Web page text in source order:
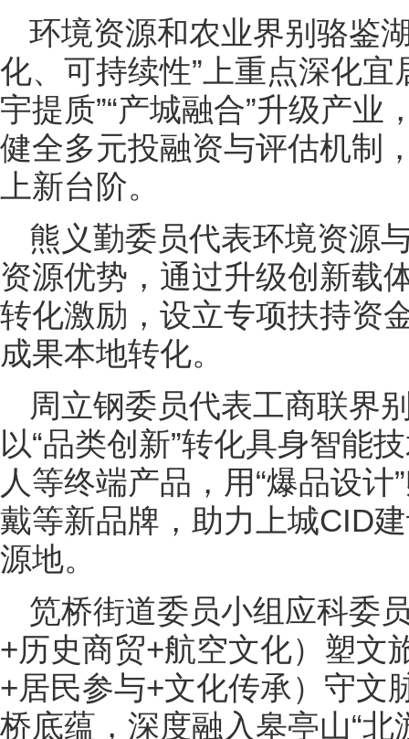
环境资源和农业界别骆鉴
化、可持续性”上重点深化宜
宇提质”“产城融合”升级产
健全多元投融资与评估机制
上新台阶。
熊义勤委员代表环境资源
资源优势，通过升级创新载
转化激励，设立专项扶持资
成果本地转化。
周立钢委员代表工商联界
以“品类创新”转化具身智能
人等终端产品，用“爆品设
戴等新品牌，助力上城CID
源地。
笕桥街道委员小组应科委
+历史商贸+航空文化）塑文
+居民参与+文化传承）守文
桥底蕴，深度融入皋亭山“